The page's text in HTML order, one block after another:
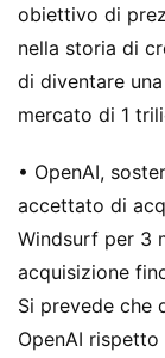
obiettivo di
nella storia di
di diventare
mercato di 1
• OpenAI,
accettato di
Windsurf per 3
acquisizione
Si prevede che
OpenAI